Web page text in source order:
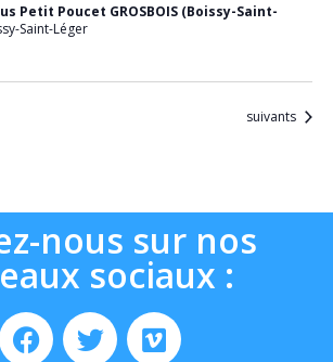
Petit Poucet GROSBOIS (Boissy-Saint-
Saint-Léger
Évènements
suivants
nous sur nos
sociaux :